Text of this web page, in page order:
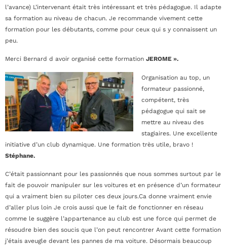
l’avance) L’intervenant était très intéressant et très pédagogue. Il adapte
sa formation au niveau de chacun. Je recommande vivement cette
formation pour les débutants, comme pour ceux qui s y connaissent un
peu.
Merci Bernard d avoir organisé cette formation JEROME ».
Organisation au top, un
formateur passionné,
compétent, très
pédagogue qui sait se
mettre au niveau des
stagiaires. Une excellente
initiative d’un club dynamique. Une formation très utile, bravo !
Stéphane.
C’était passionnant pour les passionnés que nous sommes surtout par le
fait de pouvoir manipuler sur les voitures et en présence d’un formateur
qui a vraiment bien su piloter ces deux jours.Ca donne vraiment envie
d’aller plus loin Je crois aussi que le fait de fonctionner en réseau
comme le suggère l’appartenance au club est une force qui permet de
résoudre bien des soucis que l’on peut rencontrer Avant cette formation
j’étais aveugle devant les pannes de ma voiture. Désormais beaucoup